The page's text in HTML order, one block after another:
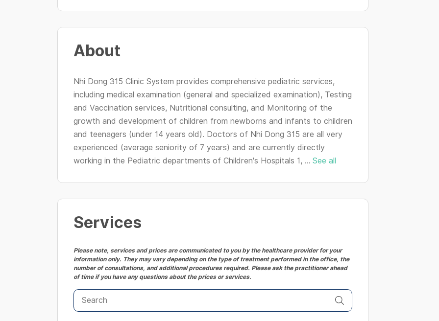
About
Nhi Dong 315 Clinic System provides comprehensive pediatric services,
including medical examination (general and specialized examination), Testing
and Vaccination services, Nutritional consulting, and Monitoring of the
growth and development of children from newborns and infants to children
and teenagers (under 14 years old). Doctors of Nhi Dong 315 are all very
experienced (average seniority of 7 years) and are currently directly
working in the Pediatric departments of Children's Hospitals 1, ... See all
Services
Please note, services and prices are communicated to you by the healthcare provider for your
information only. They may vary depending on the type of treatment performed in the office, the
number of consultations, and additional procedures required. Please ask the practitioner ahead
of time if you have any questions about the prices or services.